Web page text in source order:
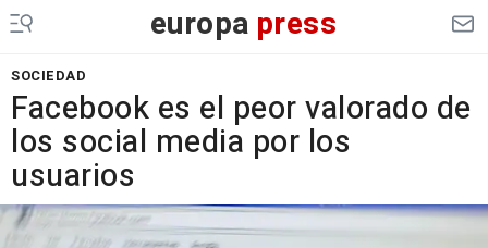
europa press
SOCIEDAD
Facebook es el peor valorado de
los social media por los
usuarios